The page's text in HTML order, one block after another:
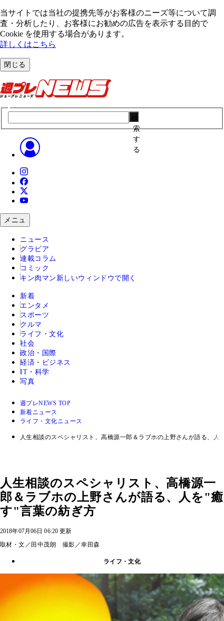
当サイトでは当社の提携先等がお客様のニーズ等について調
査・分析したり、お客様にお勧めの広告を表⽰する⽬的で
Cookie を使⽤する場合があります。
詳しくはこちら
閉じる
索
す
る
メニュ
ニュース
グラビア
連載コラム
コミック
キン肉マン 新しいウィンドウで開く
新着
エンタメ
スポーツ
クルマ
ライフ・文化
社会
政治・国際
経済・ビジネス
IT・科学
写真
週プレNEWS TOP
新着ニュース
ライフ・文化ニュース
人生相談のスペシャリスト、高橋源一郎＆ラブホの上野さんが語る、人
人生相談のスペシャリスト、高橋源一
郎＆ラブホの上野さんが語る、人を"癒
す"言葉の紡ぎ方
2018年07月06日 06:20 更新
取材・文／田中茂朗 撮影／幸田森
ライフ・文化